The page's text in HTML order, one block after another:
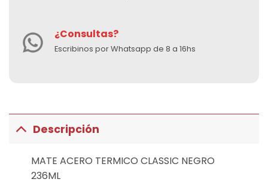
¿Consultas?
Escribinos por Whatsapp de 8 a 16hs
Descripción
MATE ACERO TERMICO CLASSIC NEGRO
236ML